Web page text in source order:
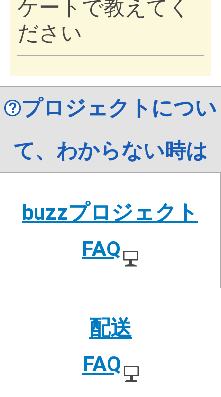
ケートで教えてく
ださい
プロジェクトについ
て、わからない時は
buzzプロジェクト
FAQ
配送
FAQ